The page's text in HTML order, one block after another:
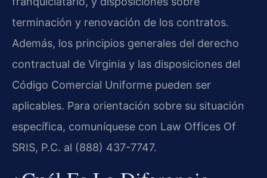
terminación y renovación de los contratos.
Además, los principios generales del derecho
contractual de Virginia y las disposiciones del
Código Comercial Uniforme pueden ser
aplicables. Para orientación sobre su situación
específica, comuníquese con Law Offices Of
SRIS, P.C. al (888) 437-7747.